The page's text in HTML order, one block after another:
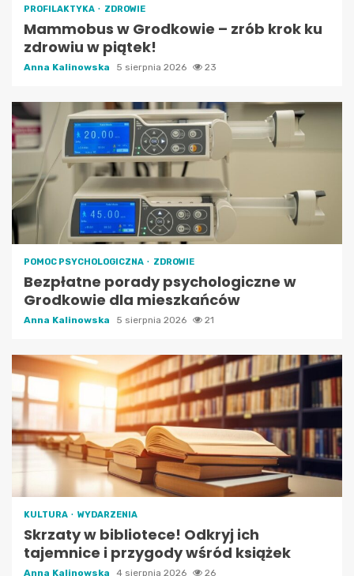
PROFILAKTYKA ZDROWIE
Mammobus w Grodkowie – zrób krok ku
zdrowiu w piątek!
Anna Kalinowska 5 sierpnia 2026 23
POMOC PSYCHOLOGICZNA ZDROWIE
Bezpłatne porady psychologiczne w
Grodkowie dla mieszkańców
Anna Kalinowska 5 sierpnia 2026 21
KULTURA WYDARZENIA
Skrzaty w bibliotece! Odkryj ich
tajemnice i przygody wśród książek
Anna Kalinowska 4 sierpnia 2026 26